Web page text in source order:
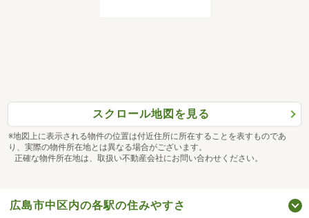
スクロール地図を見る
※地図上に表示される物件の位置は付近住所に所在することを表すものであ
り、実際の物件所在地とは異なる場合がございます。
正確な物件所在地は、取扱い不動産会社にお問い合わせください。
広島市中区内の各駅の住みやすさ